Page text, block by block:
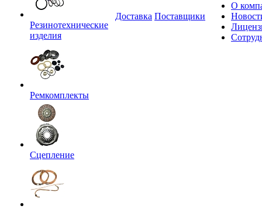
Резинотехнические
изделия
Ремкомплекты
Сцепление
Доставка Поставщики
О